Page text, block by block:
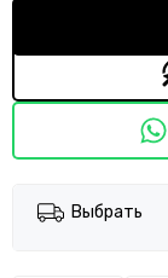
Выбрать